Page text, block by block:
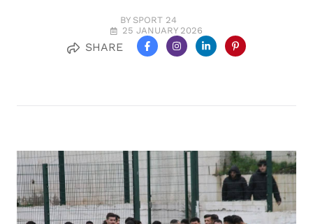
BY SPORT 24
25 JANUARY 2026
SHARE